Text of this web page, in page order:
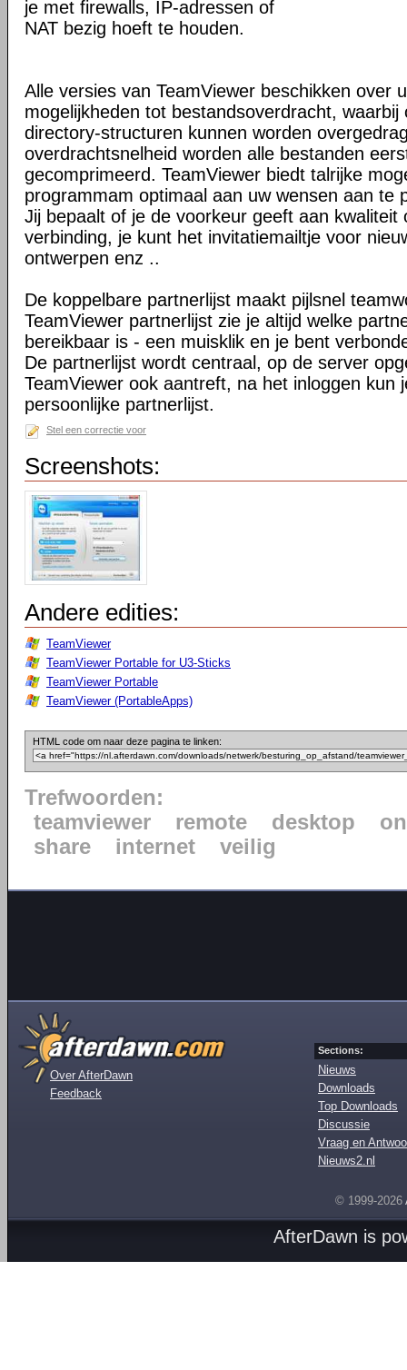
je met firewalls, IP-adressen of
NAT bezig hoeft te houden.
Alle versies van TeamViewer beschikken over
mogelijkheden tot bestandsoverdracht, waarbij
directory-structuren kunnen worden
overdrachtsnelheid worden alle bestanden
gecomprimeerd. TeamViewer biedt talrijke
programmam optimaal aan uw wensen aan te
Jij bepaalt of je de voorkeur geeft aan kwaliteit
verbinding, je kunt het invitatiemailtje voor
ontwerpen enz ..
De koppelbare partnerlijst maakt pijlsnel
TeamViewer partnerlijst zie je altijd welke
bereikbaar is - een muisklik en je bent
De partnerlijst wordt centraal, op de server
TeamViewer ook aantreft, na het inloggen kun
persoonlijke partnerlijst.
Stel een correctie voor
Screenshots:
Andere edities:
TeamViewer
TeamViewer Portable for U3-Sticks
TeamViewer Portable
TeamViewer (PortableApps)
HTML code om naar deze pagina te linken:
Trefwoorden:
teamviewer
remote desktop
share
internet veilig
Over AfterDawn
Feedback
Sections:
Nieuws
Downloads
Top Downloads
Discussie
Vraag en
Nieuws2.nl
© 1999-2026
AfterDawn is